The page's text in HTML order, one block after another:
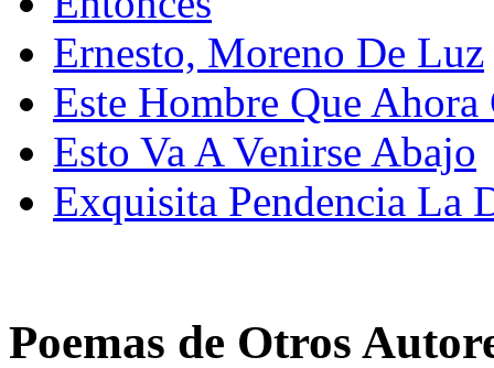
Ernesto, Moreno De Luz
Este Hombre Que
Esto Va A Venirse Abajo
Exquisita Pendencia La
Poemas de Otros